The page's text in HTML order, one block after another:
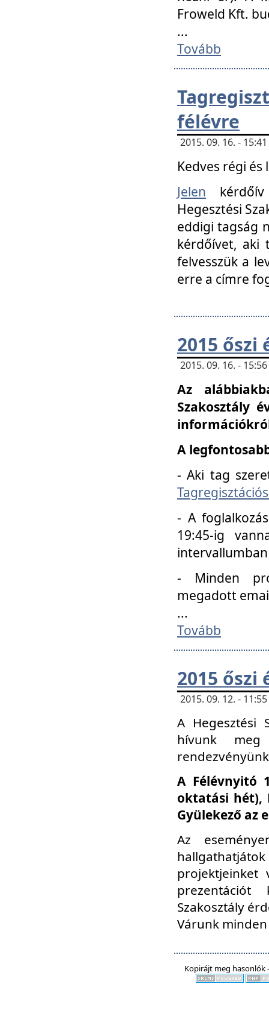
Froweld Kft.
...
Tovább
félévre
2015. 09. 16. -
Kedves régi
Jelen
Hegesztési
eddigi tagság
kérdőívet, aki
felvesszük a
erre a címre
2015 őszi
2015. 09. 16. -
Az
Szakosztály
A
- Aki tag
- A
19:45-ig
- Minden
megadott
...
Tovább
2015
2015. 09. 12. -
A Hegesztési
hívunk
A Félévnyitó
oktatási hét),
Gyülekező az
Az
Szakosztály
Várunk
Kopirájt meg hasonlók